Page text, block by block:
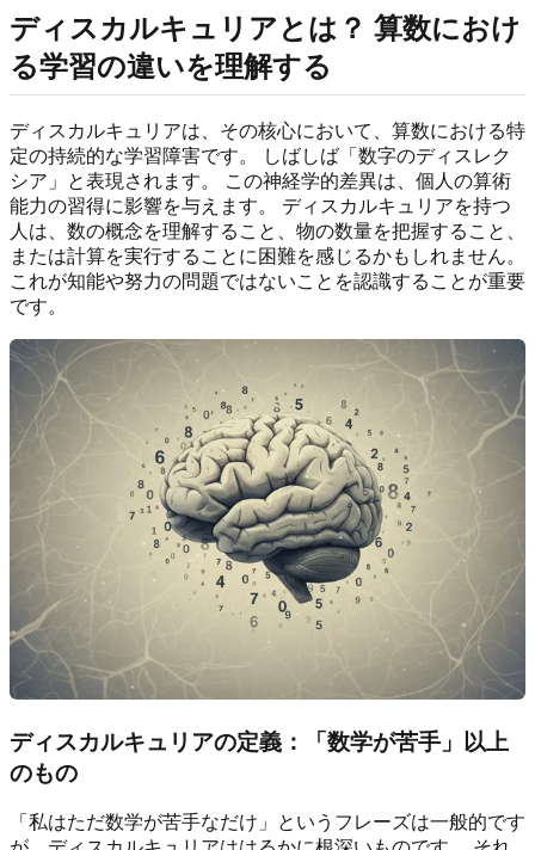
ディスカルキュリアとは？ 算数におけ
る学習の違いを理解する
ディスカルキュリアは、その核心において、算数における特
定の持続的な学習障害です。 しばしば「数字のディスレク
シア」と表現されます。 この神経学的差異は、個人の算術
能力の習得に影響を与えます。 ディスカルキュリアを持つ
人は、数の概念を理解すること、物の数量を把握すること、
または計算を実行することに困難を感じるかもしれません。
これが知能や努力の問題ではないことを認識することが重要
です。
ディスカルキュリアの定義：「数学が苦手」以上
のもの
「私はただ数学が苦手なだけ」というフレーズは一般的です